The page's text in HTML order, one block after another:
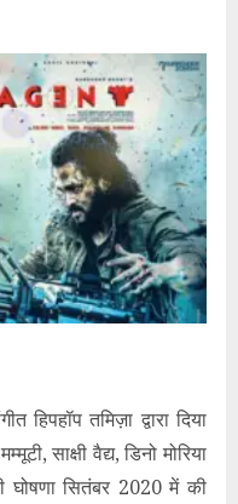
तमिज़ा द्वारा दिया
साक्षी वैद्य, डिनो मोरिया
घोषणा सितंबर 2020 में की